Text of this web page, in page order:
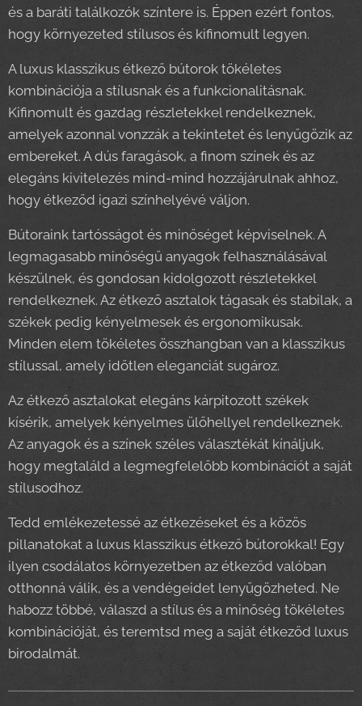
és a baráti találkozók színtere is. Éppen ezért fontos,
hogy környezeted stílusos és kifinomult legyen.
A luxus klasszikus étkező bútorok tökéletes
kombinációja a stílusnak és a funkcionalitásnak.
Kifinomult és gazdag részletekkel rendelkeznek,
amelyek azonnal vonzzák a tekintetet és lenyűgözik az
embereket. A dús faragások, a finom színek és az
elegáns kivitelezés mind-mind hozzájárulnak ahhoz,
hogy étkeződ igazi színhelyévé váljon.
Bútoraink tartósságot és minőséget képviselnek. A
legmagasabb minőségű anyagok felhasználásával
készülnek, és gondosan kidolgozott részletekkel
rendelkeznek. Az étkező asztalok tágasak és stabilak, a
székek pedig kényelmesek és ergonomikusak.
Minden elem tökéletes összhangban van a klasszikus
stílussal, amely időtlen eleganciát sugároz.
Az étkező asztalokat elegáns kárpitozott székek
kísérik, amelyek kényelmes ülőhellyel rendelkeznek.
Az anyagok és a színek széles választékát kínáljuk,
hogy megtaláld a legmegfelelőbb kombinációt a saját
stílusodhoz.
Tedd emlékezetessé az étkezéseket és a közös
pillanatokat a luxus klasszikus étkező bútorokkal! Egy
ilyen csodálatos környezetben az étkeződ valóban
otthonná válik, és a vendégeidet lenyűgözheted. Ne
habozz többé, válaszd a stílus és a minőség tökéletes
kombinációját, és teremtsd meg a saját étkeződ luxus
birodalmát.